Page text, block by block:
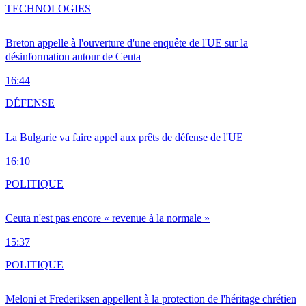
Breton appelle à l'ouverture d'une enquête de l'UE sur la
désinformation autour de Ceuta
16:44
TECHNOLOGIES
La Bulgarie va faire appel aux prêts de défense de l'UE
16:10
DÉFENSE
Ceuta n'est pas encore « revenue à la normale »
15:37
POLITIQUE
Meloni et Frederiksen appellent à la protection de l'héritage chrétien
POLITIQUE